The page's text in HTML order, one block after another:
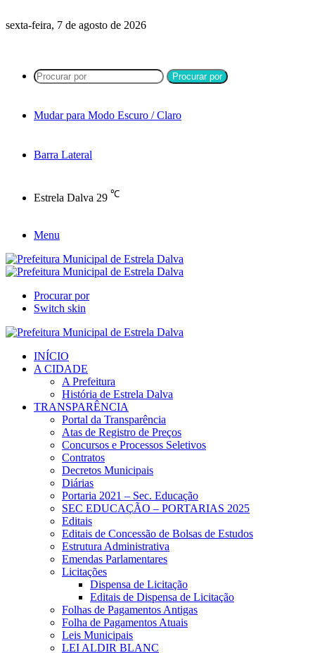
sexta-feira, 7 de agosto de 2026
Procurar por
Mudar para Modo Escuro / Claro
Barra Lateral
Estrela Dalva 29 ℃
Menu
Procurar por
Switch skin
INÍCIO
A CIDADE
A Prefeitura
História de Estrela Dalva
TRANSPARÊNCIA
Portal da Transparência
Atas de Registro de Preços
Concursos e Processos Seletivos
Contratos
Decretos Municipais
Diárias
Portaria 2021 – Sec. Educação
SEC EDUCAÇÃO – PORTARIAS 2025
Editais
Editais de Concessão de Bolsas de Estudos
Estrutura Administrativa
Emendas Parlamentares
Licitações
Dispensa de Licitação
Editais de Dispensa de Licitação
Folhas de Pagamentos Antigas
Folha de Pagamentos Atuais
Leis Municipais
LEI ALDIR BLANC